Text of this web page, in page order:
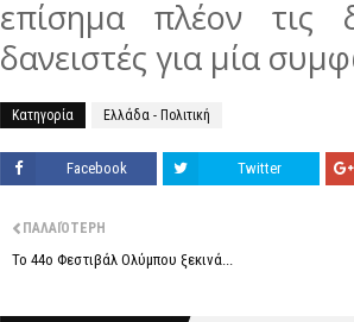
επίσημα πλέον τις
δανειστές για μία
Κατηγορία Ελλάδα - Πολιτική
Facebook Twitter
ΠΑΛΑΙΌΤΕΡΗ
Το 44ο Φεστιβάλ Ολύμπου ξεκινά...